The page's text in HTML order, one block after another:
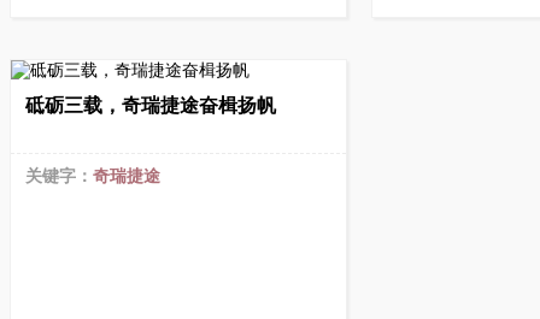
砥砺三载，奇瑞捷途奋楫扬帆
关键字： 奇瑞捷途